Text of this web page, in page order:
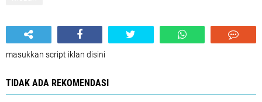
masukkan script iklan disini
TIDAK ADA REKOMENDASI